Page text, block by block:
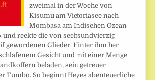
zweimal in der Woche von
Kisumu am Victoriasee nach
Mombasa am Indischen Ozean
und reckte die von sechsundvierzig
gewordenen Glieder. Hinter ihm her
Gesicht und mit einer Menge
beladen, sein getreuer
Tumbo. So beginnt Heyes abenteuerliche